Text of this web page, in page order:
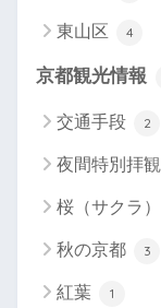
東山区 4
京都観光情報
交通手段 2
夜間特別拝観
桜（サクラ）
秋の京都 3
紅葉 1